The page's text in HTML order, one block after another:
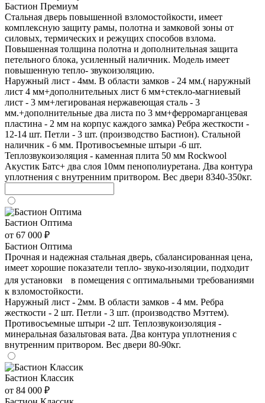
Бастион Премиум
Стальная дверь повышенной взломостойкости, имеет
комплексную защиту рамы, полотна и замковой зоны от
силовых, термических и режущих способов взлома.
Повышенная толщина полотна и дополнительная защита
петельного блока, усиленный наличник. Модель имеет
повышенную тепло- звукоизоляцию.
Наружный лист - 4мм. В области замков - 24 мм.( наружный
лист 4 мм+дополнительных лист 6 мм+стекло-магниевый
лист - 3 мм+легированая нержавеющая сталь - 3
мм.+дополнительные два листа по 3 мм+ферромарганцевая
пластина - 2 мм на корпус каждого замка) Ребра жесткости -
12-14 шт. Петли - 3 шт. (производство Бастион). Стальной
наличник - 6 мм. Противосъемные штыри -6 шт.
Теплозвукоизоляция - каменная плита 50 мм Rockwool
Акустик Батс+ два слоя 10мм пенополиуретана. Два контура
уплотнения с внутренним притвором. Вес двери 8340-350кг.
Бастион Оптима
от 67 000 ₽
Бастион Оптима
Прочная и надежная стальная дверь, сбалансированная цена,
имеет хорошие показатели тепло- звуко-изоляции, подходит
для установки в помещения с оптимальными требованиями
к взломостойкости.
Наружный лист - 2мм. В области замков - 4 мм. Ребра
жесткости - 2 шт. Петли - 3 шт. (производство Мэттем).
Противосъемные штыри -2 шт. Теплозвукоизоляция -
минеральная базальтовая вата. Два контура уплотнения с
внутренним притвором. Вес двери 80-90кг.
Бастион Классик
от 84 000 ₽